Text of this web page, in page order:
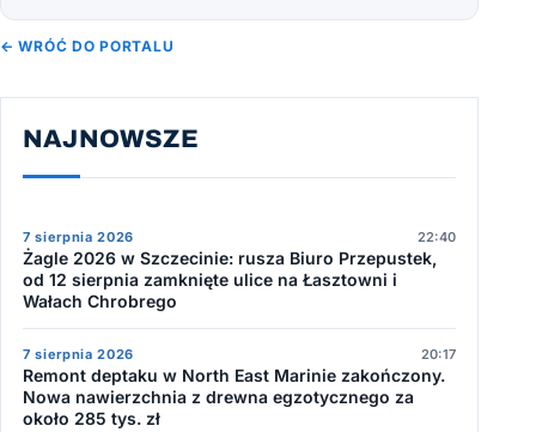
← WRÓĆ DO PORTALU
NAJNOWSZE
7 sierpnia 2026 22:40
Żagle 2026 w Szczecinie: rusza Biuro Przepustek,
od 12 sierpnia zamknięte ulice na Łasztowni i
Wałach Chrobrego
7 sierpnia 2026 20:17
Remont deptaku w North East Marinie zakończony.
Nowa nawierzchnia z drewna egzotycznego za
około 285 tys. zł